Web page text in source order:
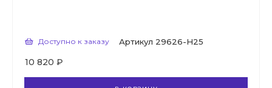
Доступно к заказу Артикул 29626-H25
10 820 ₽